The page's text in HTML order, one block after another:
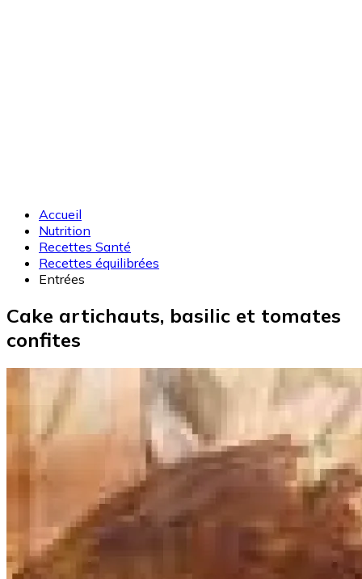
Accueil
Nutrition
Recettes Santé
Recettes équilibrées
Entrées
Cake artichauts, basilic et tomates
confites